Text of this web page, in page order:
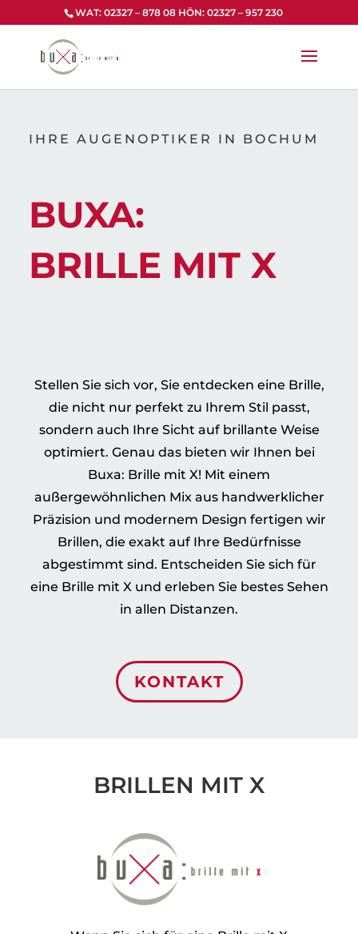
springen
WAT: 02327 – 878 08 HÖN: 02327 – 957 230
IHRE AUGENOPTIKER IN BOCHUM
BUXA:
BRILLE MIT X
Stellen Sie sich vor, Sie entdecken eine Brille,
die nicht nur perfekt zu Ihrem Stil passt,
sondern auch Ihre Sicht auf brillante Weise
optimiert. Genau das bieten wir Ihnen bei
Buxa: Brille mit X! Mit einem
außergewöhnlichen Mix aus handwerklicher
Präzision und modernem Design fertigen wir
Brillen, die exakt auf Ihre Bedürfnisse
abgestimmt sind. Entscheiden Sie sich für
eine Brille mit X und erleben Sie bestes Sehen
in allen Distanzen.
KONTAKT
BRILLEN MIT X